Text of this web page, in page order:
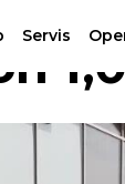
Servis